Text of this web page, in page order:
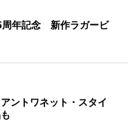
周年記念 新作ラガービ
ントワネット・スタイ